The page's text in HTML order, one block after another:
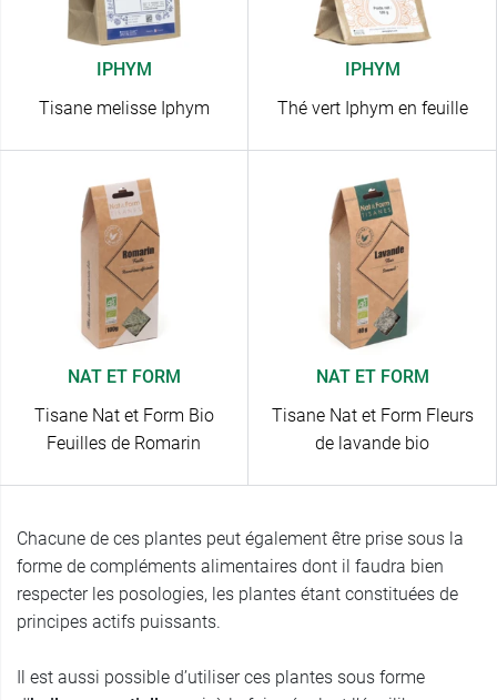
IPHYM
Tisane melisse Iphym
IPHYM
Thé vert Iphym en feuille
NAT ET FORM
Tisane Nat et Form Bio
Feuilles de Romarin
NAT ET FORM
Tisane Nat et Form Fleurs
de lavande bio
Chacune de ces plantes peut également être prise sous la
forme de compléments alimentaires dont il faudra bien
respecter les posologies, les plantes étant constituées de
principes actifs puissants.
Il est aussi possible d’utiliser ces plantes sous forme